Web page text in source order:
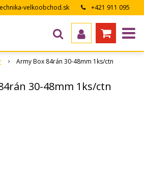
velkoobchod.sk
+421 911 095
Army Box 84rán 30-48mm 1ks/ctn
30-48mm 1ks/ctn